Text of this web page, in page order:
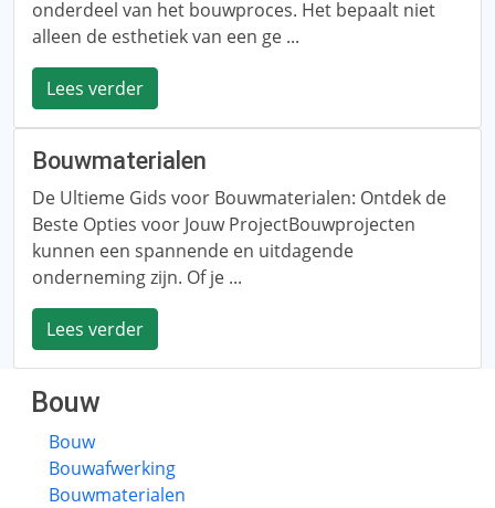
onderdeel van het bouwproces. Het bepaalt niet
alleen de esthetiek van een ge ...
Lees verder
Bouwmaterialen
De Ultieme Gids voor Bouwmaterialen: Ontdek de
Beste Opties voor Jouw ProjectBouwprojecten
kunnen een spannende en uitdagende
onderneming zijn. Of je ...
Lees verder
Bouw
Bouw
Bouwafwerking
Bouwmaterialen